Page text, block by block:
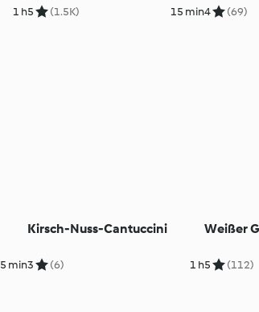
1 h5 (1.5K) 15 min4 (69)
5 min
Kirsch-Nuss-Cantuccini
3 (6) 1 h
Weißer
5 (112)